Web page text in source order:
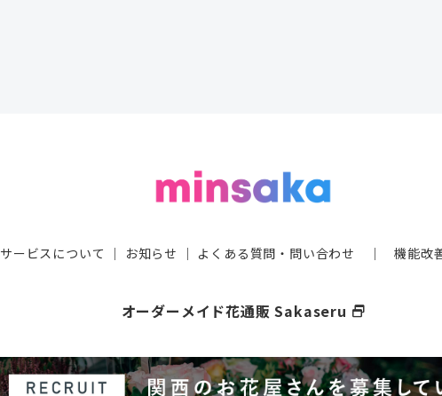
サービスについて ｜ お知らせ ｜ よくある質問・問い合わせ ｜機能改
オーダーメイド花通販 Sakaseru select_window